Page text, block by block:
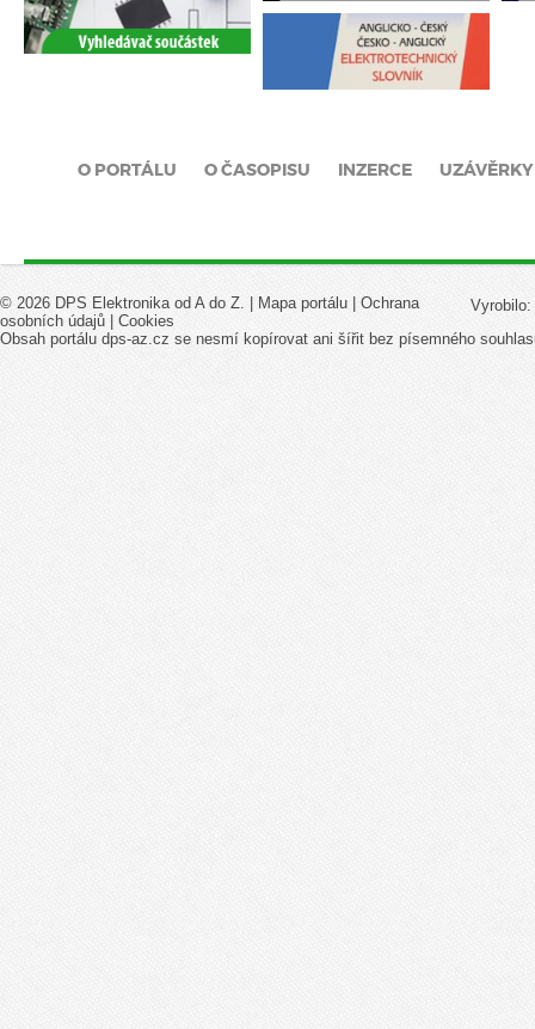
O PORTÁLU O ČASOPISU INZERCE UZÁVĚRKY
Vyrobilo:
© 2026 DPS Elektronika od A do Z. | Mapa portálu
Ochrana
osobních údajů
Cookies
Obsah portálu dps-az.cz se nesmí kopírovat ani šířit bez písemného